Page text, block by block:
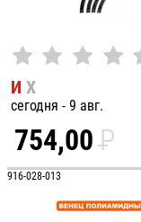
И Х
сегодня - 9 авг.
754,00P
УБ.
916-028-013